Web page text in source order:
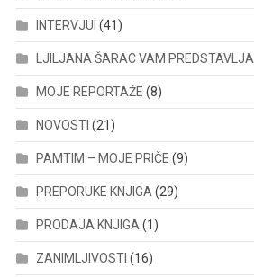
INTERVJUI (41)
LJILJANA ŠARAC VAM PREDSTAVLJA
MOJE REPORTAŽE (8)
NOVOSTI (21)
PAMTIM – MOJE PRIČE (9)
PREPORUKE KNJIGA (29)
PRODAJA KNJIGA (1)
ZANIMLJIVOSTI (16)